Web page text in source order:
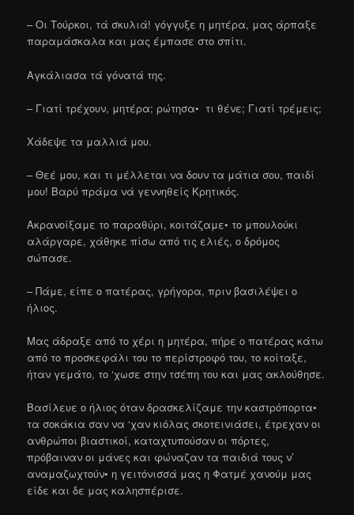
– Οι Τούρκοι, τά σκυλιά! γόγγυξε η μητέρα, μας άρπαξε
παραμάσκαλα και μας έμπασε στο σπίτι.
Αγκάλιασα τά γόνατά της.
– Γιατί τρέχουν, μητέρα; ρώτησα• τι θένε; Γιατί τρέμεις;
Χάδεψε τα μαλλιά μου.
– Θεέ μου, και τι μέλλεται να δουν τα μάτια σου, παιδί
μου! Βαρύ πράμα νά γεννηθείς Κρητικός.
Ακρανοίξαμε το παραθύρι, κοιτάζαμε• το μπουλούκι
αλάργαρε, χάθηκε πίσω από τις ελιές, ο δρόμος
σώπασε.
– Πάμε, είπε ο πατέρας, γρήγορα, πριν βασιλέψει ο
ήλιος.
Μας άδραξε από το χέρι η μητέρα, πήρε ο πατέρας κάτω
από το προσκεφάλι του το περίστροφό του, το κοίταξε,
ήταν γεμάτο, το ‘χωσε στην τσέπη του και μας ακλούθησε.
Βασίλευε ο ήλιος όταν δρασκελίζαμε την καστρόπορτα•
τα σοκάκια σαν να ‘χαν κιόλας σκοτεινιάσει, έτρεχαν οι
ανθρώποι βιαστικοί, καταχτυπούσαν οι πόρτες,
πρόβαιναν οι μάνες και φώναζαν τα παιδιά τους ν’
αναμαζωχτούν• η γειτόνισσά μας η Φατμέ χανούμ μας
είδε και δε μας καλησπέρισε.